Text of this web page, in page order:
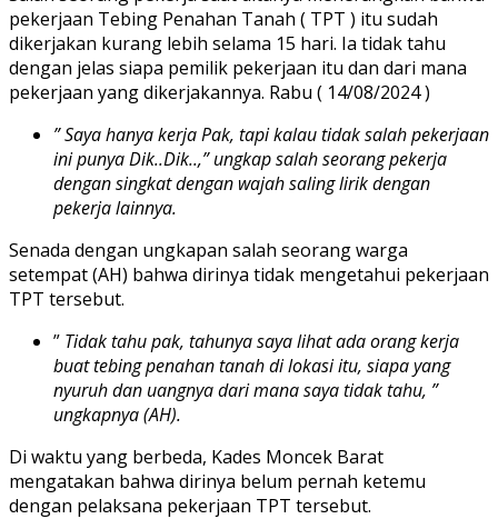
pekerjaan Tebing Penahan Tanah ( TPT ) itu sudah
dikerjakan kurang lebih selama 15 hari. Ia tidak tahu
dengan jelas siapa pemilik pekerjaan itu dan dari mana
pekerjaan yang dikerjakannya. Rabu ( 14/08/2024 )
” Saya hanya kerja Pak, tapi kalau tidak salah pekerjaan
ini punya Dik..Dik..,” ungkap salah seorang pekerja
dengan singkat dengan wajah saling lirik dengan
pekerja lainnya.
Senada dengan ungkapan salah seorang warga
setempat (AH) bahwa dirinya tidak mengetahui pekerjaan
TPT tersebut.
” Tidak tahu pak, tahunya saya lihat ada orang kerja
buat tebing penahan tanah di lokasi itu, siapa yang
nyuruh dan uangnya dari mana saya tidak tahu, ”
ungkapnya (AH).
Di waktu yang berbeda, Kades Moncek Barat
mengatakan bahwa dirinya belum pernah ketemu
dengan pelaksana pekerjaan TPT tersebut.